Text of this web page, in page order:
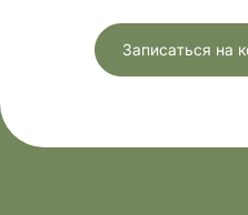
уснуть;
чрезмерная дневная
Записаться на